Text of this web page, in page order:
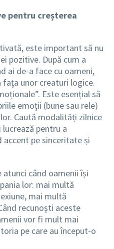
pentru creșterea
este important să nu
pozitive. După cum a
ai de-a face cu oameni,
unor creaturi logice.
Este esențial să
emoții (bune sau rele)
Caută modalități zilnice
pentru a
pe sinceritate și
atunci când oamenii își
lor: mai multă
mai multă
recunoști aceste
vor fi mult mai
pe care au început-o